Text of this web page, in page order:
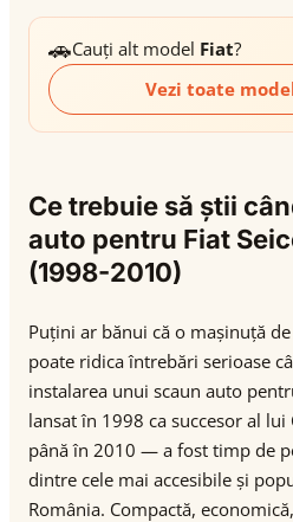
🚗Cauți alt model Fiat?
Vezi toate
Ce trebuie să știi
auto pentru Fiat
(1998-2010)
Puțini ar bănui că o mașinuță
poate ridica întrebări serioase
instalarea unui scaun auto
lansat în 1998 ca succesor al
până în 2010 — a fost timp de
dintre cele mai accesibile și
România. Compactă,